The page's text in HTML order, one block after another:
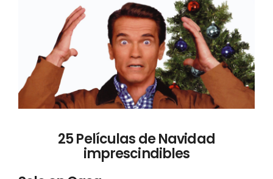
25 Películas de Navidad
imprescindibles